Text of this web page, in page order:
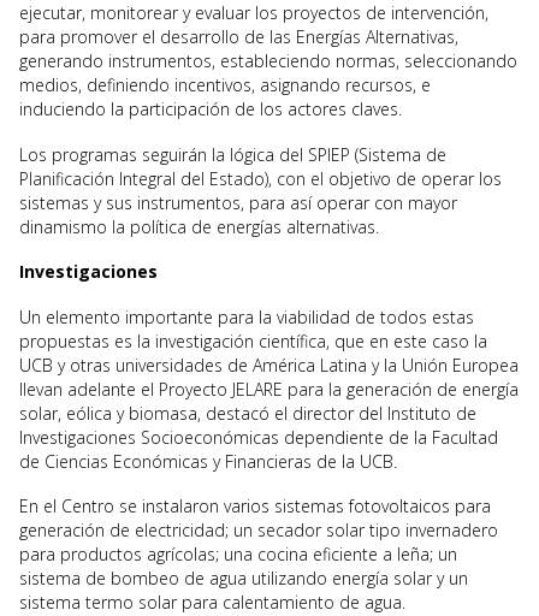
ejecutar, monitorear y evaluar los proyectos de intervención,
para promover el desarrollo de las Energías Alternativas,
generando instrumentos, estableciendo normas, seleccionando
medios, definiendo incentivos, asignando recursos, e
induciendo la participación de los actores claves.
Los programas seguirán la lógica del SPIEP (Sistema de
Planificación Integral del Estado), con el objetivo de operar los
sistemas y sus instrumentos, para así operar con mayor
dinamismo la política de energías alternativas.
Investigaciones
Un elemento importante para la viabilidad de todos estas
propuestas es la investigación científica, que en este caso la
UCB y otras universidades de América Latina y la Unión Europea
llevan adelante el Proyecto JELARE para la generación de energía
solar, eólica y biomasa, destacó el director del Instituto de
Investigaciones Socioeconómicas dependiente de la Facultad
de Ciencias Económicas y Financieras de la UCB.
En el Centro se instalaron varios sistemas fotovoltaicos para
generación de electricidad; un secador solar tipo invernadero
para productos agrícolas; una cocina eficiente a leña; un
sistema de bombeo de agua utilizando energía solar y un
sistema termo solar para calentamiento de agua.